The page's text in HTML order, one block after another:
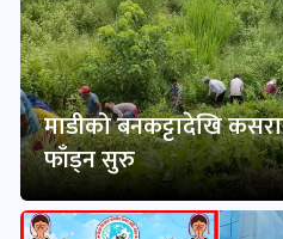
माडीको बनकट्टादेखि
फाँड्न सुरु